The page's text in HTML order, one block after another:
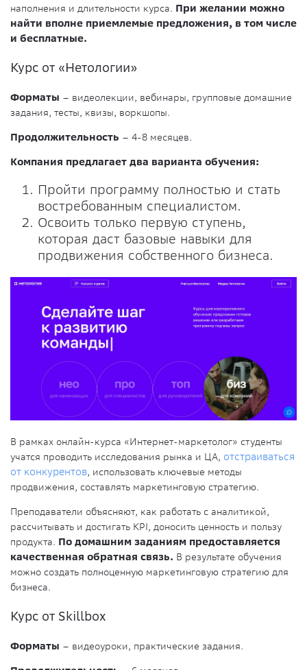
наполнения и длительности курса. При желании можно
найти вполне приемлемые предложения, в том числе
и бесплатные.
Курс от «Нетологии»
Форматы – видеолекции, вебинары, групповые домашние
задания, тесты, квизы, воркшопы.
Продолжительность – 4-8 месяцев.
Компания предлагает два варианта обучения:
Пройти программу полностью и стать
востребованным специалистом.
Освоить только первую ступень,
которая даст базовые навыки для
продвижения собственного бизнеса.
В рамках онлайн-курса «Интернет-маркетолог» студенты
учатся проводить исследования рынка и ЦА, отстраиваться
от конкурентов, использовать ключевые методы
продвижения, составлять маркетинговую стратегию.
Преподаватели объясняют, как работать с аналитикой,
рассчитывать и достигать KPI, доносить ценность и пользу
продукта. По домашним заданиям предоставляется
качественная обратная связь. В результате обучения
можно создать полноценную маркетинговую стратегию для
бизнеса.
Курс от Skillbox
Форматы – видеоуроки, практические задания.